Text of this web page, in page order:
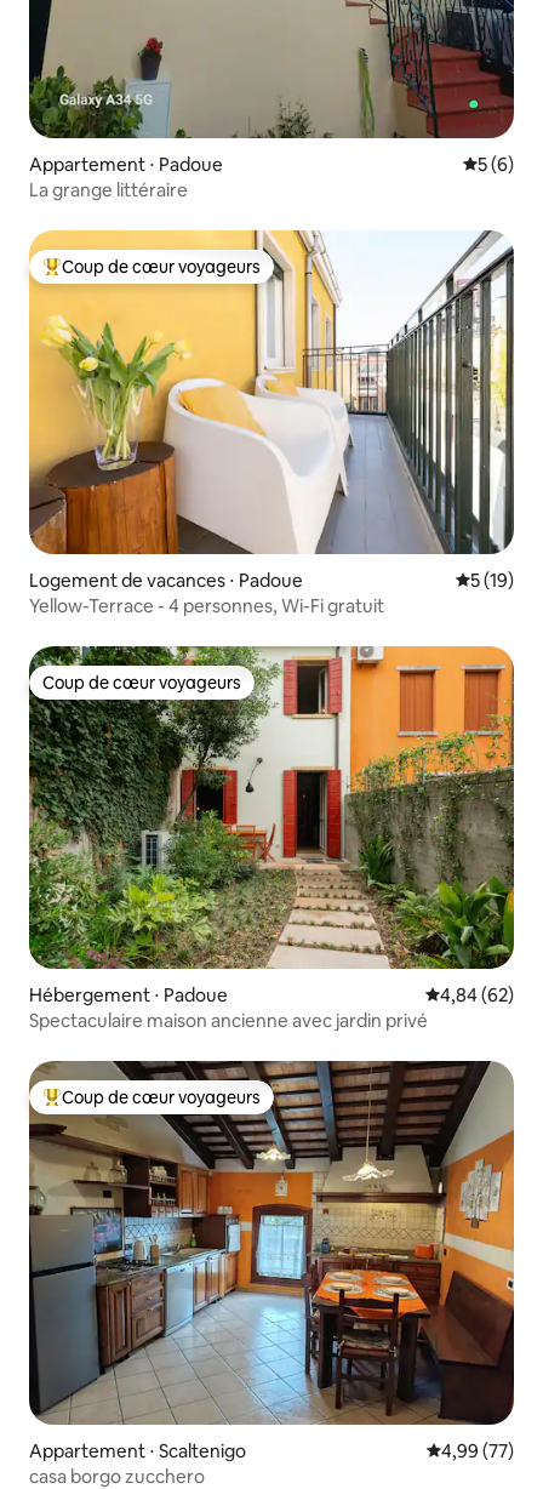
Appartement ⋅ Padoue
5 (6)
La grange littéraire
Coups de cœur voyageurs les plus appréciés
Coup de cœur voyageurs
Logement de vacances ⋅ Padoue
5 (19)
Yellow-Terrace - 4 personnes, Wi-Fi gratuit
Coup de cœur voyageurs
Coup de cœur voyageurs
Hébergement ⋅ Padoue Évaluation
4,84 (62)
Spectaculaire maison ancienne avec jardin privé
Coups de cœur voyageurs les plus appréciés
Coup de cœur voyageurs
Appartement ⋅ Scaltenigo Évaluation
4,99 (77)
casa borgo zucchero